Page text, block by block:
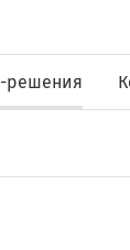
решения